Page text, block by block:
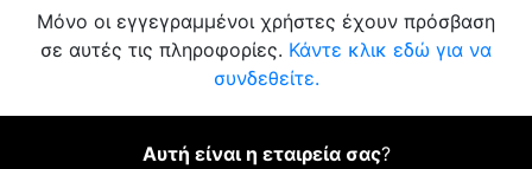
Μόνο οι εγγεγραμμένοι χρήστες έχουν πρόσβαση
σε αυτές τις πληροφορίες. Κάντε κλικ εδώ για να
συνδεθείτε.
Αυτή είναι η εταιρεία σας?